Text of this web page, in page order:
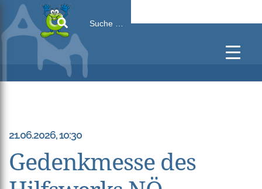
for:
21.06.2026, 10:30
Gedenkmesse des